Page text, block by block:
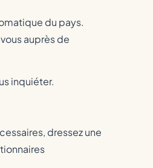
du pays.
auprès de
inquiéter.
dressez une